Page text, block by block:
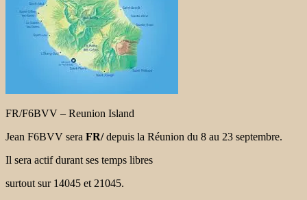
FR/F6BVV – Reunion Island
Jean F6BVV sera FR/depuis la Réunion du 8 au 23 septembre.
Il sera actif durant ses temps libres
surtout sur 14045 et 21045.